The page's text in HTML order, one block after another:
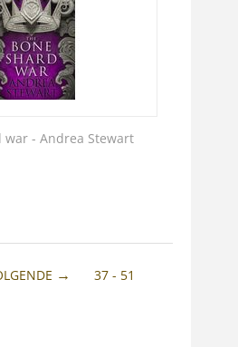
war - Andrea Stewart
37 - 51